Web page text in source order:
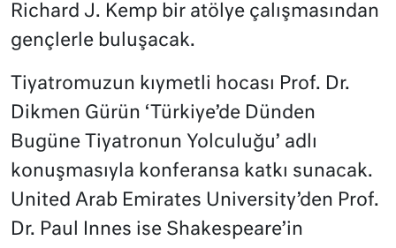
Richard J. Kemp bir atölye çalışmasından
gençlerle buluşacak.
Tiyatromuzun kıymetli hocası Prof. Dr.
Dikmen Gürün ‘Türkiye’de Dünden
Bugüne Tiyatronun Yolculuğu’ adlı
konuşmasıyla konferansa katkı sunacak.
United Arab Emirates University’den Prof.
Dr. Paul Innes ise Shakespeare’in